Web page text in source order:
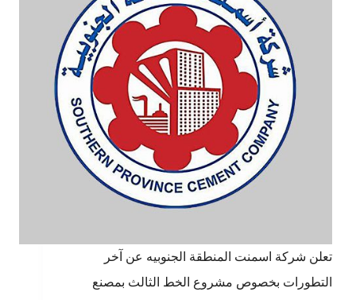
تعلن شركة اسمنت المنطقة الجنوبيه عن آخر
التطورات بخصوص مشروع الخط الثالث بمصنع